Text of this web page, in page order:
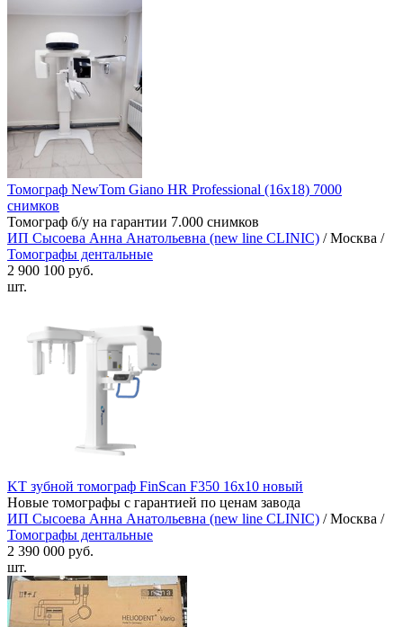
Томограф NewTom Giano HR Professional (16x18) 7000
снимков
Томограф б/у на гарантии 7.000 снимков
ИП Сысоева Анна Анатольевна (new line CLINIC) / Москва /
Томографы дентальные
2 900 100 руб.
шт.
KT зубной томограф FinScan F350 16х10 новый
Новые томографы с гарантией по ценам завода
ИП Сысоева Анна Анатольевна (new line CLINIC) / Москва /
Томографы дентальные
2 390 000 руб.
шт.